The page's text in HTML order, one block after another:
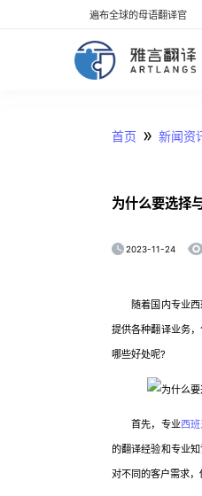
遍布全球的母语翻译官
首页 » 新闻资
为什么要选择
2023-11-24
随着国内专业西班
提供各种翻译业务
哪些好处呢?
首先，专业西
的翻译经验和专业
对不同的客户需求，